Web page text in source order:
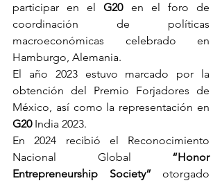
participar en el G20 en el foro de
coordinación de políticas
macroeconómicas celebrado en
Hamburgo, Alemania.
El año 2023 estuvo marcado por la
obtención del Premio Forjadores de
G20 India 2023.
En 2024 recibió el Reconocimiento
Nacional Global “Honor
Entrepreneurship Society” otorgado